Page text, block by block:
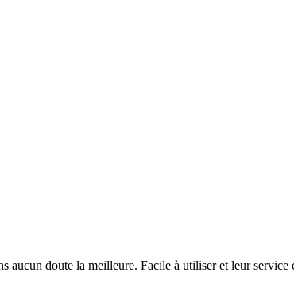
aucun doute la meilleure. Facile à utiliser et leur service